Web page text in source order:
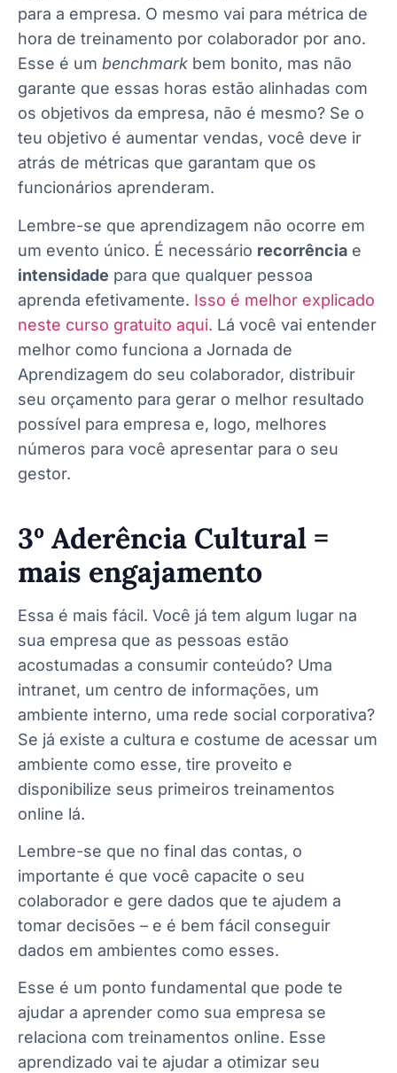
para a empresa. O mesmo vai para métrica de
hora de treinamento por colaborador por ano.
Esse é um benchmark bem bonito, mas não
garante que essas horas estão alinhadas com
os objetivos da empresa, não é mesmo? Se o
teu objetivo é aumentar vendas, você deve ir
atrás de métricas que garantam que os
funcionários aprenderam.
Lembre-se que aprendizagem não ocorre em
um evento único. É necessário recorrência e
intensidade para que qualquer pessoa
aprenda efetivamente. Isso é melhor explicado
neste curso gratuito aqui. Lá você vai entender
melhor como funciona a Jornada de
Aprendizagem do seu colaborador, distribuir
seu orçamento para gerar o melhor resultado
possível para empresa e, logo, melhores
números para você apresentar para o seu
gestor.
3º Aderência Cultural =
mais engajamento
Essa é mais fácil. Você já tem algum lugar na
sua empresa que as pessoas estão
acostumadas a consumir conteúdo? Uma
intranet, um centro de informações, um
ambiente interno, uma rede social corporativa?
Se já existe a cultura e costume de acessar um
ambiente como esse, tire proveito e
disponibilize seus primeiros treinamentos
online lá.
Lembre-se que no final das contas, o
importante é que você capacite o seu
colaborador e gere dados que te ajudem a
tomar decisões – e é bem fácil conseguir
dados em ambientes como esses.
Esse é um ponto fundamental que pode te
ajudar a aprender como sua empresa se
relaciona com treinamentos online. Esse
aprendizado vai te ajudar a otimizar seu